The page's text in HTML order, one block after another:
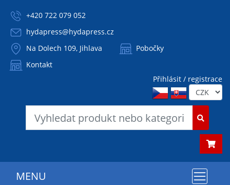
+420 722 079 052
hydapress@hydapress.cz
Na Dolech 109, Jihlava
Pobočky
Kontakt
Přihlásit / registrace
MENU